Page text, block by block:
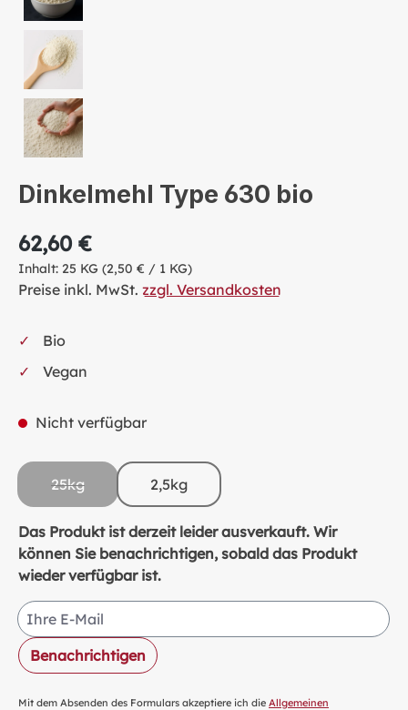
Dinkelmehl Type 630 bio
62,60 €
Inhalt: 25 KG (2,50 € / 1 KG)
Preise inkl. MwSt. zzgl. Versandkosten
Bio
Vegan
Nicht verfügbar
25kg 2,5kg
Das Produkt ist derzeit leider ausverkauft. Wir
können Sie benachrichtigen, sobald das Produkt
wieder verfügbar ist.
Ihre E-Mail
Benachrichtigen
Mit dem Absenden des Formulars akzeptiere ich die Allgemeinen